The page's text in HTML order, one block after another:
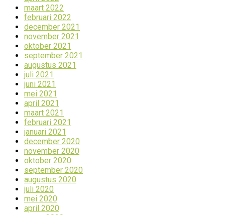
maart 2022
februari 2022
december 2021
november 2021
oktober 2021
september 2021
augustus 2021
juli 2021
juni 2021
mei 2021
april 2021
maart 2021
februari 2021
januari 2021
december 2020
november 2020
oktober 2020
september 2020
augustus 2020
juli 2020
mei 2020
april 2020